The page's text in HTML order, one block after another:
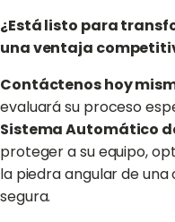
¿Está listo para
una ventaja
Contáctenos hoy
evaluará su proceso
Sistema Automático
proteger a su equipo,
la piedra angular de
segura.